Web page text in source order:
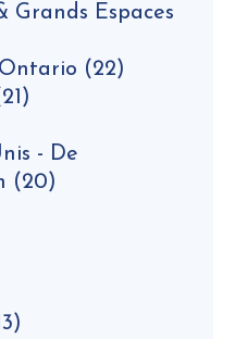
Grands Espaces
(22)
- De
(20)